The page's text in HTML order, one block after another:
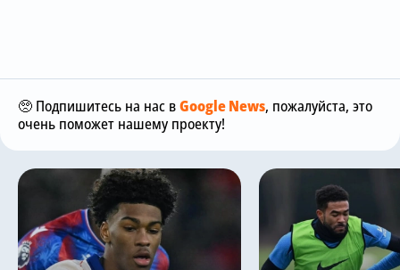
🥺 Подпишитесь на нас вGoogle News, пожалуйста, это
очень поможет нашему проекту!